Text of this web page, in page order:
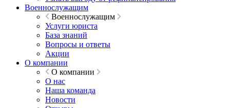
Военнослужащим
Военнослужащим
Услуги юриста
База знаний
Вопросы и ответы
Акции
О компании
О компании
О нас
Наша команда
Новости